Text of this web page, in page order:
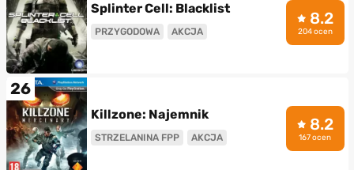
Splinter Cell: Blacklist
PRZYGODOWA AKCJA
8.2
204 ocen
26
Killzone: Najemnik
STRZELANINA FPP AKCJA
8.2
167 ocen